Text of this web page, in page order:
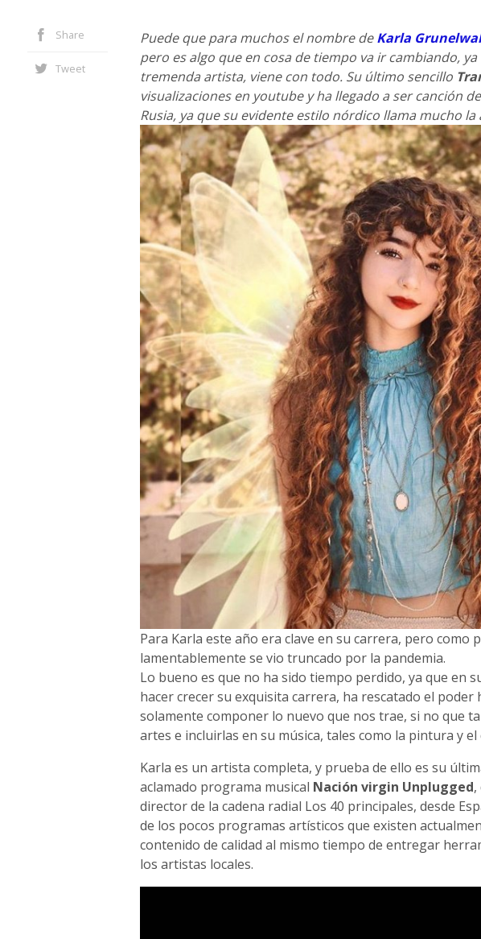
Share
Tweet
Puede que para muchos el nombre deKarla
pero es algo que en cosa de tiempo va ir cambiando,
tremenda artista, viene con todo. Su último sencillo
visualizaciones en youtube y ha llegado a ser canción
Rusia, ya que su evidente estilo nórdico llama mucho la
Para Karla este año era clave en su carrera, pero como
lamentablemente se vio truncado por la pandemia.
Lo bueno es que no ha sido tiempo perdido, ya que en
hacer crecer su exquisita carrera, ha rescatado el
solamente componer lo nuevo que nos trae, si no que
artes e incluirlas en su música, tales como la pintura y el
Karla es un artista completa, y prueba de ello es su
aclamado programa musical Nación virgin Unplugged
director de la cadena radial Los 40 principales, desde
de los pocos programas artísticos que existen
contenido de calidad al mismo tiempo de entregar
los artistas locales.